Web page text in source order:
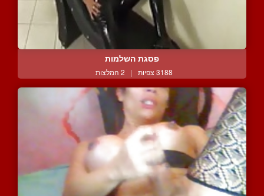
פסגת השלמות
3188 צפיות | 2 המלצות